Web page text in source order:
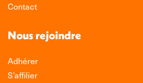
Contact
Nous rejoindre
Adhérer
S’affilier